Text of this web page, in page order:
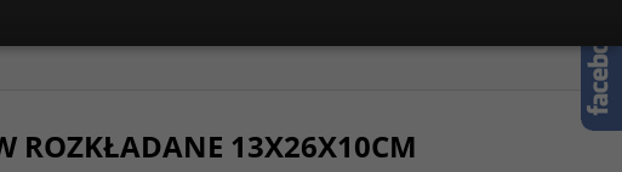
ROZKŁADANE 13X26X10CM